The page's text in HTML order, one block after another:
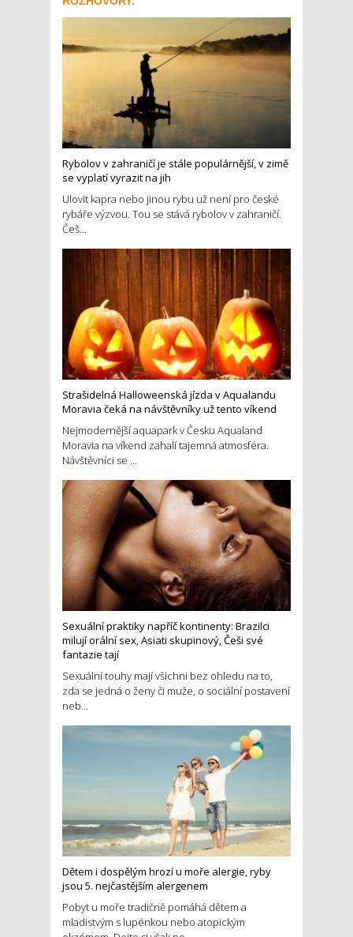
Rybolov v zahraničí je stále populárnější, v zimě
se vyplatí vyrazit na jih
Ulovit kapra nebo jinou rybu už není pro české
rybáře výzvou. Tou se stává rybolov v zahraničí.
Češ...
Strašidelná Halloweenská jízda v Aqualandu
Moravia čeká na návštěvníky už tento víkend
Nejmodernější aquapark v Česku Aqualand
Moravia na víkend zahalí tajemná atmosféra.
Návštěvníci se ...
Sexuální praktiky napříč kontinenty: Brazilci
milují orální sex, Asiati skupinový, Češi své
fantazie tají
Sexuální touhy mají všichni bez ohledu na to,
zda se jedná o ženy či muže, o sociální postavení
neb...
Dětem i dospělým hrozí u moře alergie, ryby
jsou 5. nejčastějším alergenem
Pobyt u moře tradičně pomáhá dětem a
mladistvým s lupénkou nebo atopickým